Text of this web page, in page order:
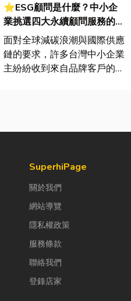
⭐ESG顧問是什麼？中小企
業挑選四大永續顧問服務的實
用指南
面對全球減碳浪潮與國際供應
鏈的要求，許多台灣中小企業
主紛紛收到來自品牌客戶的調
SuperhiPage
關於我們
網站導覽
隱私權政策
服務條款
聯絡我們
登錄店家